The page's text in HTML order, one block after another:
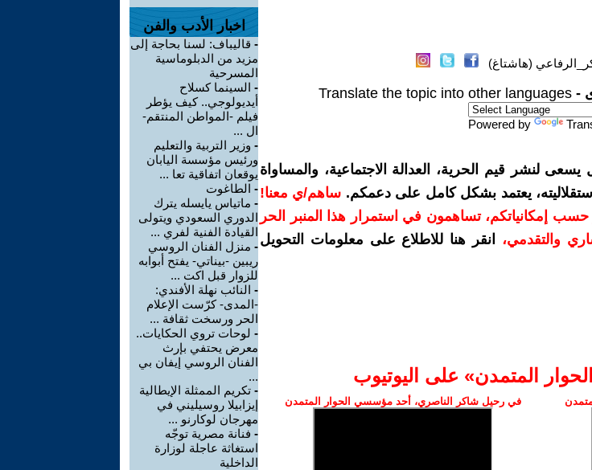
(هاشتاغ)
-
Translate the topic into other languages
Powered by
لنشر قيم الحرية، العدالة الاجتماعية، والمساواة
يعتمد بشكل كامل على دعمكم. ساهم/ي معنا!
أو أكثر حسب إمكانياتكم، تساهمون في استمرار هذا المنبر الحر
والتقدمي،
انقر هنا للاطلاع على معلومات التحويل
المتمدن» على اليوتيوب
في رحيل شاكر الناصري، أحد مؤسسي الحوار المتمدن
اخبار الأدب والفن
- قاليباف: لسنا بحاجة إلى
مزيد من الدبلوماسية
المسرحية
- السينما كسلاح
أيديولوجي.. كيف يؤطر
فيلم -المواطن المنتقم-
ال ...
- وزير التربية والتعليم
ورئيس مؤسسة اليابان
يوقعان اتفاقية تعا ...
- الطاغوت
- ماتياس يايسله يترك
الدوري السعودي ويتولى
القيادة الفنية لفري ...
- منزل الفنان الروسي
ريبين -بيناتي- يفتح أبوابه
للزوار قبل اكت ...
- النائب نهلة الأفندي:
-المدى- كرّست الإعلام
الحر ورسخت ثقافة ...
- لوحات تروي الحكايات..
معرض يحتفي بإرث
الفنان الروسي إيفان بي
...
- تكريم الممثلة الإيطالية
إيزابيلا روسيليني في
مهرجان لوكارنو ...
- فنانة مصرية توجّه
استغاثة عاجلة لوزارة
الداخلية